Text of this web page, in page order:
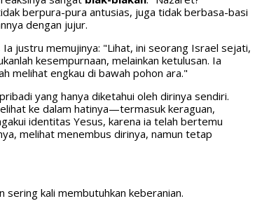
berpura-pura antusias, juga tidak berbasa-basi
dengan jujur.
justru memujinya: "Lihat, ini seorang Israel sejati,
kesempurnaan, melainkan ketulusan. Ia
melihat engkau di bawah pohon ara."
yang hanya diketahui oleh dirinya sendiri.
ke dalam hatinya—termasuk keraguan,
identitas Yesus, karena ia telah bertemu
melihat menembus dirinya, namun tetap
kali membutuhkan keberanian.